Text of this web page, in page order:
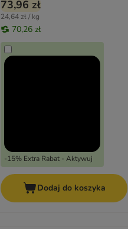
73,96 zł
24,64 zł / kg
70,26 zł
-15% Extra Rabat - Aktywuj
Dodaj do koszyka